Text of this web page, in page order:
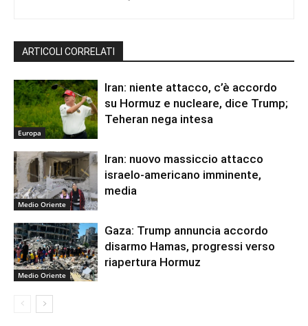
ARTICOLI CORRELATI
Europa
Iran: niente attacco, c’è accordo
su Hormuz e nucleare, dice Trump;
Teheran nega intesa
Medio Oriente
Iran: nuovo massiccio attacco
israelo-americano imminente,
media
Medio Oriente
Gaza: Trump annuncia accordo
disarmo Hamas, progressi verso
riapertura Hormuz